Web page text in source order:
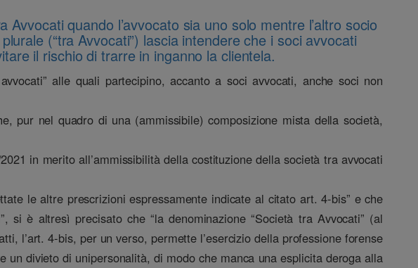
quando l’avvocato sia uno solo mentre l’altro socio
(“tra Avvocati”) lascia intendere che i soci avvocati
il rischio di trarre in inganno la clientela.
alle quali partecipino, accanto a soci avvocati, anche soci non
pur nel quadro di una (ammissibile) composizione mista della società,
in merito all’ammissibilità della costituzione della società tra avvocati
le altre prescrizioni espressamente indicate al citato art. 4-bis” e che
è altresì precisato che “la denominazione “Società tra Avvocati” (al
l’art. 4-bis, per un verso, permette l’esercizio della professione forense
divieto di unipersonalità, di modo che manca una esplicita deroga alla